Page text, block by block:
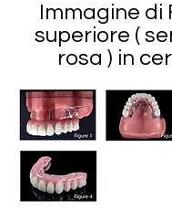
Immagine di
superiore (
rosa ) in